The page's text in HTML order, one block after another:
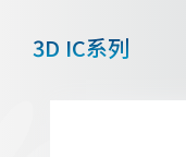
3D IC系列